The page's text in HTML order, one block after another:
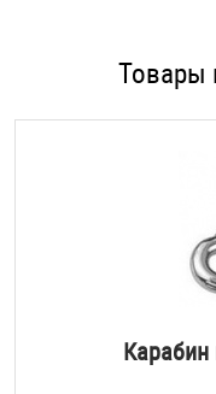
Товары